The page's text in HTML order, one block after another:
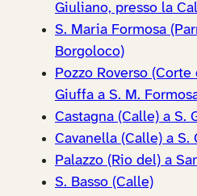
Giuliano, presso la
S. Maria Formosa
Borgoloco)
Pozzo Roverso
Giuffa a S. M.
Castagna (Calle) a S.
Cavanella (Calle) a S.
Palazzo (Rio del) a
S. Basso (Calle)